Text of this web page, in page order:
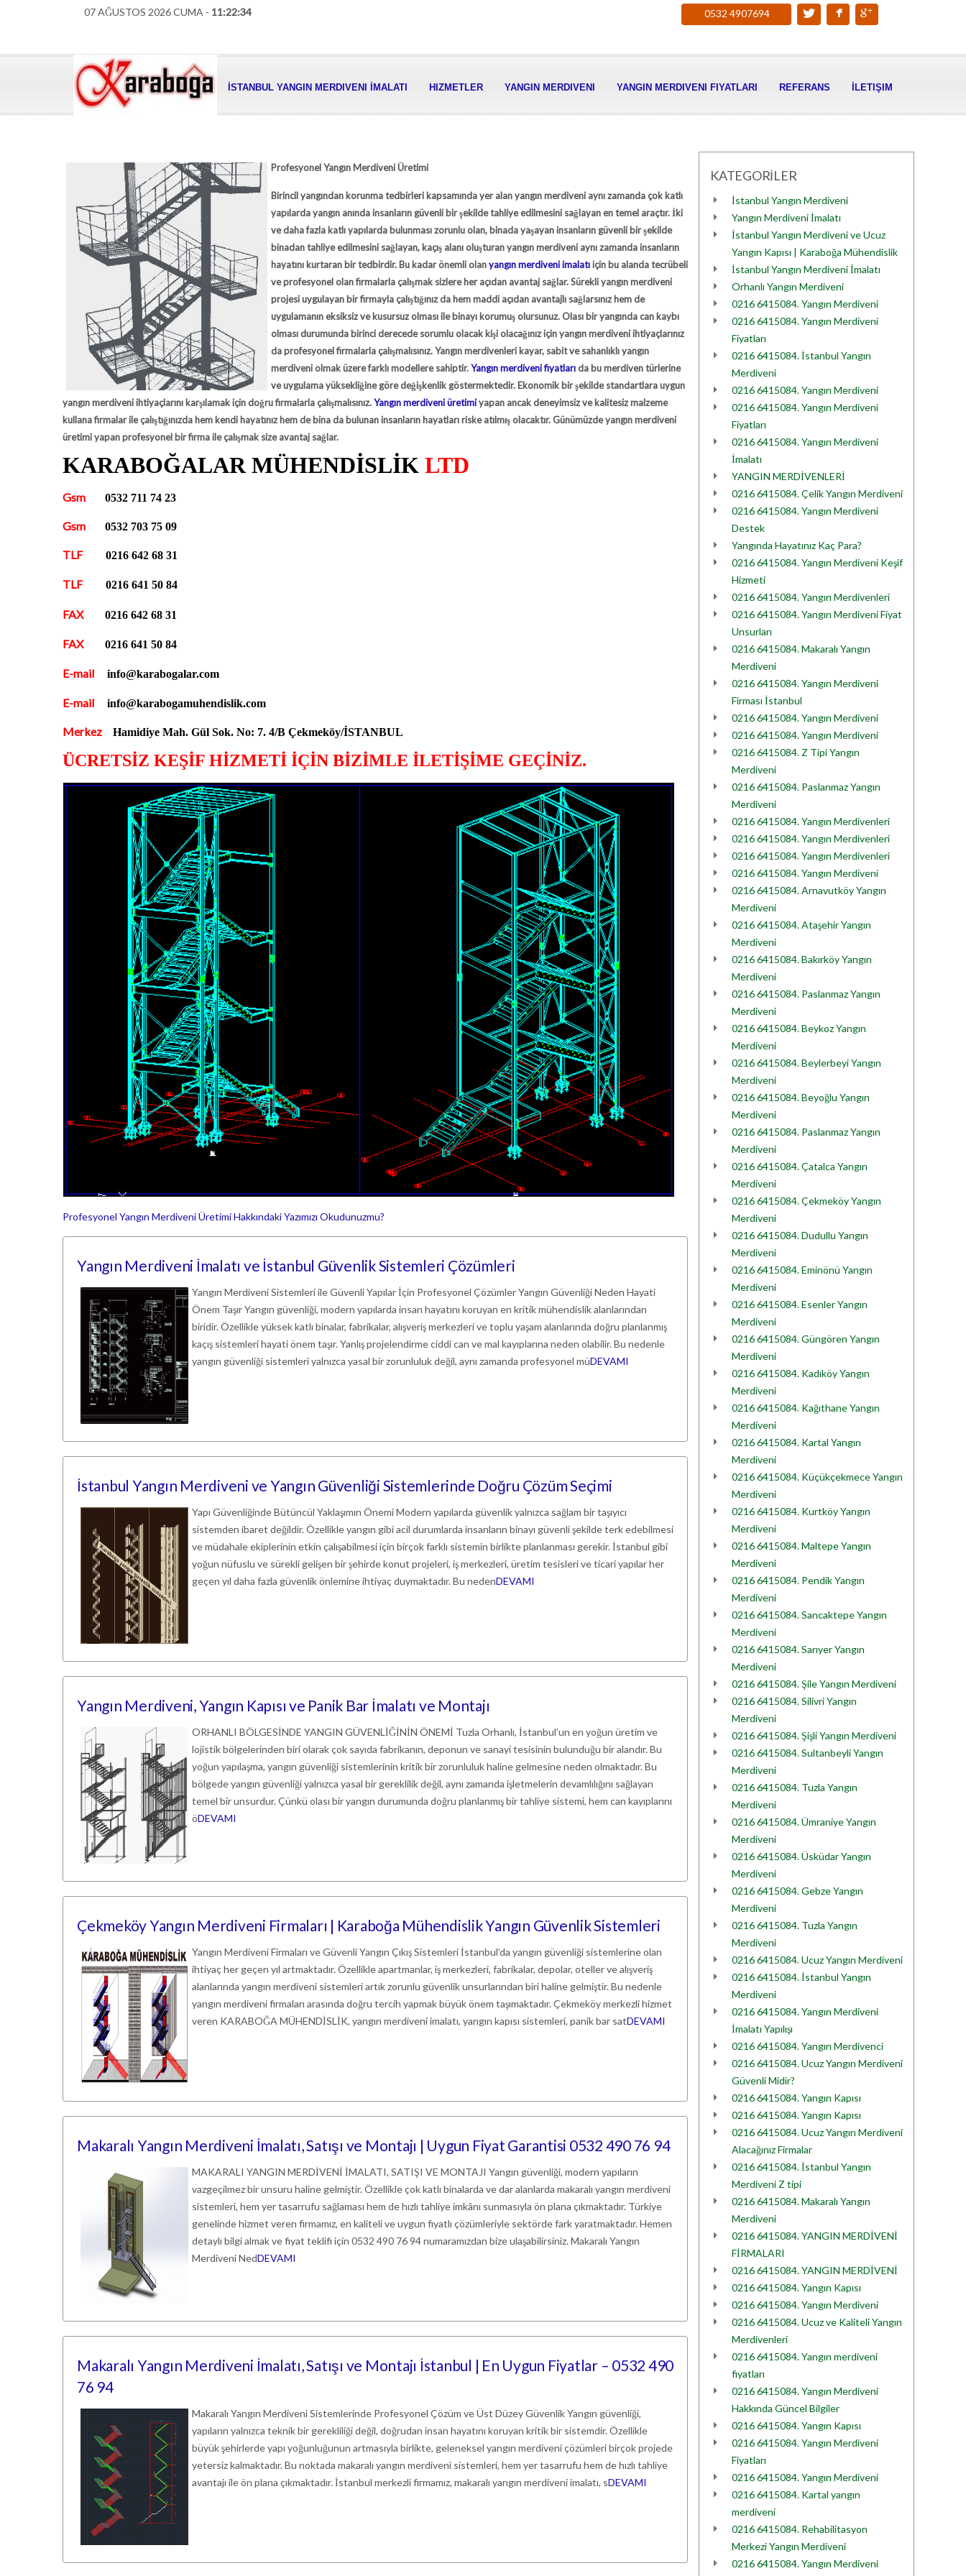
07 AĞUSTOS 2026 CUMA - 11:22:35 0532 4907694
İSTANBUL YANGIN MERDIVENI İMALATI HIZMETLER YANGIN MERDIVENI YANGIN MERDIVENI FIYATLARI REFERANS İLETIŞIM
Profesyonel Yangın Merdiveni Üretimi
Birincil yangından korunma tedbirleri kapsamında yer alanyangın merdiveni aynı zamanda çok katlı
yapılarda yangın anında insanların güvenli bir şekilde tahliye edilmesini sağlayan en temel araçtır. İki
ve daha fazla katlı yapılarda bulunması zorunlu olan, binada yaşayan insanların güvenli bir şekilde
binadan tahliye edilmesini sağlayan, kaçış alanı oluşturan yangın merdiveni aynı zamanda insanların
hayatını kurtaran bir tedbirdir. Bu kadar önemli olanyangın merdiveni imalatıiçin bu alanda tecrübeli
ve profesyonel olan firmalarla çalışmak sizlere her açıdan avantaj sağlar. Sürekli yangın merdiveni
projesi uygulayan bir firmayla çalıştığınız da hem maddi açıdan avantajlı sağlarsınız hem de
uygulamanın eksiksiz ve kusursuz olması ile binayı korumuş olursunuz. Olası bir yangında can kaybı
olması durumunda birinci derecede sorumlu olacak kişi olacağınız için yangın merdiveni ihtiyaçlarınız
da profesyonel firmalarla çalışmalısınız. Yangın merdivenleri kayar, sabit ve sahanlıklı yangın
merdiveni olmak üzere farklı modellere sahiptir.Yangın merdiveni fiyatlarıda bu merdiven türlerine
ve uygulama yüksekliğine göre değişkenlik göstermektedir. Ekonomik bir şekilde standartlara uygun
yangın merdiveni ihtiyaçlarını karşılamak için doğru firmalarla çalışmalısınız.Yangın merdiveni üretimiyapan ancak deneyimsiz ve kalitesiz malzeme
kullana firmalar ile çalıştığınızda hem kendi hayatınız hem de bina da bulunan insanların hayatları riske atılmış olacaktır. Günümüzde yangın merdiveni
üretimi yapan profesyonel bir firma ile çalışmak size avantaj sağlar.
KARABOĞALAR MÜHENDİSLİK LTD
Gsm 0532 711 74 23
Gsm 0532 703 75 09
TLF 0216 642 68 31
TLF 0216 641 50 84
FAX 0216 642 68 31
FAX 0216 641 50 84
E-mail info@karabogalar.com
E-mail info@karabogamuhendislik.com
Merkez Hamidiye Mah. Gül Sok. No: 7. 4/B Çekmeköy/İSTANBUL
ÜCRETSİZ KEŞİF HİZMETİ İÇİN BİZİMLE İLETİŞİME GEÇİNİZ.
Profesyonel Yangın Merdiveni Üretimi Hakkındaki Yazımızı Okudunuzmu?
Yangın Merdiveni İmalatı ve İstanbul Güvenlik Sistemleri Çözümleri
Yangın Merdiveni Sistemleri ile Güvenli Yapılar İçin Profesyonel Çözümler Yangın Güvenliği Neden Hayati
Önem Taşır Yangın güvenliği, modern yapılarda insan hayatını koruyan en kritik mühendislik alanlarından
biridir. Özellikle yüksek katlı binalar, fabrikalar, alışveriş merkezleri ve toplu yaşam alanlarında doğru planlanmış
kaçış sistemleri hayati önem taşır. Yanlış projelendirme ciddi can ve mal kayıplarına neden olabilir. Bu nedenle
yangın güvenliği sistemleri yalnızca yasal bir zorunluluk değil, aynı zamanda profesyonel müDEVAMI
İstanbul Yangın Merdiveni ve Yangın Güvenliği Sistemlerinde Doğru Çözüm Seçimi
Yapı Güvenliğinde Bütüncül Yaklaşımın Önemi Modern yapılarda güvenlik yalnızca sağlam bir taşıyıcı
sistemden ibaret değildir. Özellikle yangın gibi acil durumlarda insanların binayı güvenli şekilde terk edebilmesi
ve müdahale ekiplerinin etkin çalışabilmesi için birçok farklı sistemin birlikte planlanması gerekir. İstanbul gibi
yoğun nüfuslu ve sürekli gelişen bir şehirde konut projeleri, iş merkezleri, üretim tesisleri ve ticari yapılar her
geçen yıl daha fazla güvenlik önlemine ihtiyaç duymaktadır. Bu nedenDEVAMI
Yangın Merdiveni, Yangın Kapısı ve Panik Bar İmalatı ve Montajı
ORHANLI BÖLGESİNDE YANGIN GÜVENLİĞİNİN ÖNEMİ Tuzla Orhanlı, İstanbul’un en yoğun üretim ve
lojistik bölgelerinden biri olarak çok sayıda fabrikanın, deponun ve sanayi tesisinin bulunduğu bir alandır. Bu
yoğun yapılaşma, yangın güvenliği sistemlerinin kritik bir zorunluluk haline gelmesine neden olmaktadır. Bu
bölgede yangın güvenliği yalnızca yasal bir gereklilik değil, aynı zamanda işletmelerin devamlılığını sağlayan
temel bir unsurdur. Çünkü olası bir yangın durumunda doğru planlanmış bir tahliye sistemi, hem can kayıplarını
öDEVAMI
Çekmeköy Yangın Merdiveni Firmaları | Karaboğa Mühendislik Yangın Güvenlik Sistemleri
Yangın Merdiveni Firmaları ve Güvenli Yangın Çıkış Sistemleri İstanbul’da yangın güvenliği sistemlerine olan
ihtiyaç her geçen yıl artmaktadır. Özellikle apartmanlar, iş merkezleri, fabrikalar, depolar, oteller ve alışveriş
alanlarında yangın merdiveni sistemleri artık zorunlu güvenlik unsurlarından biri haline gelmiştir. Bu nedenle
yangın merdiveni firmaları arasında doğru tercih yapmak büyük önem taşımaktadır. Çekmeköy merkezli hizmet
veren KARABOĞA MÜHENDİSLİK, yangın merdiveni imalatı, yangın kapısı sistemleri, panik bar satDEVAMI
Makaralı Yangın Merdiveni İmalatı, Satışı ve Montajı | Uygun Fiyat Garantisi 0532 490 76 94
MAKARALI YANGIN MERDİVENİ İMALATI, SATIŞI VE MONTAJI Yangın güvenliği, modern yapıların
vazgeçilmez bir unsuru haline gelmiştir. Özellikle çok katlı binalarda ve dar alanlarda makaralı yangın merdiveni
sistemleri, hem yer tasarrufu sağlaması hem de hızlı tahliye imkânı sunmasıyla ön plana çıkmaktadır. Türkiye
genelinde hizmet veren firmamız, en kaliteli ve uygun fiyatlı çözümleriyle sektörde fark yaratmaktadır. Hemen
detaylı bilgi almak ve fiyat teklifi için 0532 490 76 94 numaramızdan bize ulaşabilirsiniz. Makaralı Yangın
Merdiveni NedDEVAMI
Makaralı Yangın Merdiveni İmalatı, Satışı ve Montajı İstanbul | En Uygun Fiyatlar – 0532 490
76 94
Makaralı Yangın Merdiveni Sistemlerinde Profesyonel Çözüm ve Üst Düzey Güvenlik Yangın güvenliği,
yapıların yalnızca teknik bir gerekliliği değil, doğrudan insan hayatını koruyan kritik bir sistemdir. Özellikle
büyük şehirlerde yapı yoğunluğunun artmasıyla birlikte, geleneksel yangın merdiveni çözümleri birçok projede
yetersiz kalmaktadır. Bu noktada makaralı yangın merdiveni sistemleri, hem yer tasarrufu hem de hızlı tahliye
avantajı ile ön plana çıkmaktadır. İstanbul merkezli firmamız, makaralı yangın merdiveni imalatı, sDEVAMI
KATEGORİLER
İstanbul Yangın Merdiveni
Yangın Merdiveni İmalatı
İstanbul Yangın Merdiveni ve Ucuz
Yangın Kapısı | Karaboğa Mühendislik
İstanbul Yangın Merdiveni İmalatı
Orhanlı Yangın Merdiveni
0216 6415084. Yangın Merdiveni
0216 6415084. Yangın Merdiveni
Fiyatları
0216 6415084. İstanbul Yangın
Merdiveni
0216 6415084. Yangın Merdiveni
0216 6415084. Yangın Merdiveni
Fiyatları
0216 6415084. Yangın Merdiveni
İmalatı
YANGIN MERDİVENLERİ
0216 6415084. Çelik Yangın Merdiveni
0216 6415084. Yangın Merdiveni
Destek
Yangında Hayatınız Kaç Para?
0216 6415084. Yangın Merdiveni Keşif
Hizmeti
0216 6415084. Yangın Merdivenleri
0216 6415084. Yangın Merdiveni Fiyat
Unsurları
0216 6415084. Makaralı Yangın
Merdiveni
0216 6415084. Yangın Merdiveni
Firması İstanbul
0216 6415084. Yangın Merdiveni
0216 6415084. Yangın Merdiveni
0216 6415084. Z Tipi Yangın
Merdiveni
0216 6415084. Paslanmaz Yangın
Merdiveni
0216 6415084. Yangın Merdivenleri
0216 6415084. Yangın Merdivenleri
0216 6415084. Yangın Merdivenleri
0216 6415084. Yangın Merdiveni
0216 6415084. Arnavutköy Yangın
Merdiveni
0216 6415084. Ataşehir Yangın
Merdiveni
0216 6415084. Bakırköy Yangın
Merdiveni
0216 6415084. Paslanmaz Yangın
Merdiveni
0216 6415084. Beykoz Yangın
Merdiveni
0216 6415084. Beylerbeyi Yangın
Merdiveni
0216 6415084. Beyoğlu Yangın
Merdiveni
0216 6415084. Paslanmaz Yangın
Merdiveni
0216 6415084. Çatalca Yangın
Merdiveni
0216 6415084. Çekmeköy Yangın
Merdiveni
0216 6415084. Dudullu Yangın
Merdiveni
0216 6415084. Eminönü Yangın
Merdiveni
0216 6415084. Esenler Yangın
Merdiveni
0216 6415084. Güngören Yangın
Merdiveni
0216 6415084. Kadıköy Yangın
Merdiveni
0216 6415084. Kağıthane Yangın
Merdiveni
0216 6415084. Kartal Yangın
Merdiveni
0216 6415084. Küçükçekmece Yangın
Merdiveni
0216 6415084. Kurtköy Yangın
Merdiveni
0216 6415084. Maltepe Yangın
Merdiveni
0216 6415084. Pendik Yangın
Merdiveni
0216 6415084. Sancaktepe Yangın
Merdiveni
0216 6415084. Sarıyer Yangın
Merdiveni
0216 6415084. Şile Yangın Merdiveni
0216 6415084. Silivri Yangın
Merdiveni
0216 6415084. Şişli Yangın Merdiveni
0216 6415084. Sultanbeyli Yangın
Merdiveni
0216 6415084. Tuzla Yangın
Merdiveni
0216 6415084. Ümraniye Yangın
Merdiveni
0216 6415084. Üsküdar Yangın
Merdiveni
0216 6415084. Gebze Yangın
Merdiveni
0216 6415084. Tuzla Yangın
Merdiveni
0216 6415084. Ucuz Yangın Merdiveni
0216 6415084. İstanbul Yangın
Merdiveni
0216 6415084. Yangın Merdiveni
İmalatı Yapılışı
0216 6415084. Yangın Merdivenci
0216 6415084. Ucuz Yangın Merdiveni
Güvenli Midir?
0216 6415084. Yangın Kapısı
0216 6415084. Yangın Kapısı
0216 6415084. Ucuz Yangın Merdiveni
Alacağınız Firmalar
0216 6415084. İstanbul Yangın
Merdiveni Z tipi
0216 6415084. Makaralı Yangın
Merdiveni
0216 6415084. YANGIN MERDİVENİ
FİRMALARI
0216 6415084. YANGIN MERDİVENİ
0216 6415084. Yangın Kapısı
0216 6415084. Yangın Merdiveni
0216 6415084. Ucuz ve Kaliteli Yangın
Merdivenleri
0216 6415084. Yangın merdiveni
fiyatları
0216 6415084. Yangın Merdiveni
Hakkında Güncel Bilgiler
0216 6415084. Yangın Kapısı
0216 6415084. Yangın Merdiveni
Fiyatları
0216 6415084. Yangın Merdiveni
0216 6415084. Kartal yangın
merdiveni
0216 6415084. Rehabilitasyon
Merkezi Yangın Merdiveni
0216 6415084. Yangın Merdiveni